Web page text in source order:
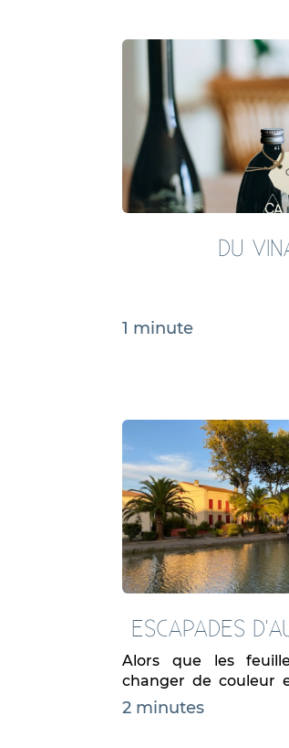
DU
1 minute
ESCAPADES
Alors que les
changer de couleur
emplit l'air, faites une
2 minutes